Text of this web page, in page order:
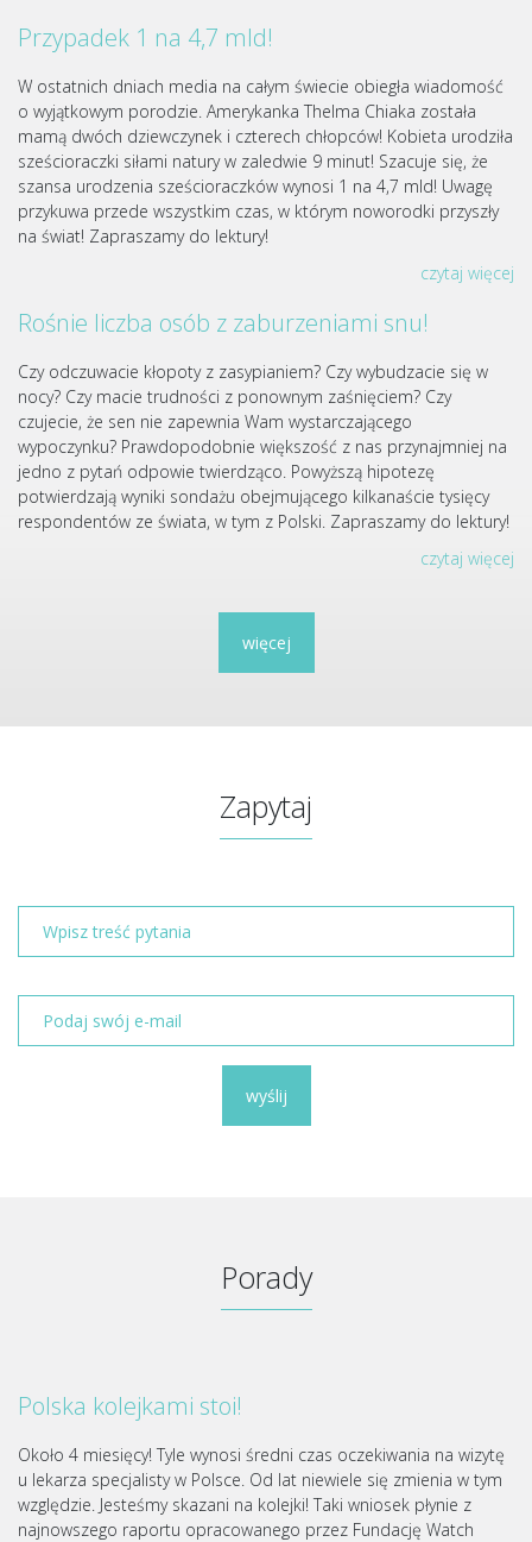
Przypadek 1 na 4,7 mld!
W ostatnich dniach media na całym świecie obiegła wiadomość
o wyjątkowym porodzie. Amerykanka Thelma Chiaka została
mamą dwóch dziewczynek i czterech chłopców! Kobieta urodziła
sześcioraczki siłami natury w zaledwie 9 minut! Szacuje się, że
szansa urodzenia sześcioraczków wynosi 1 na 4,7 mld! Uwagę
przykuwa przede wszystkim czas, w którym noworodki przyszły
na świat! Zapraszamy do lektury!
czytaj więcej
Rośnie liczba osób z zaburzeniami snu!
Czy odczuwacie kłopoty z zasypianiem? Czy wybudzacie się w
nocy? Czy macie trudności z ponownym zaśnięciem? Czy
czujecie, że sen nie zapewnia Wam wystarczającego
wypoczynku? Prawdopodobnie większość z nas przynajmniej na
jedno z pytań odpowie twierdząco. Powyższą hipotezę
potwierdzają wyniki sondażu obejmującego kilkanaście tysięcy
respondentów ze świata, w tym z Polski. Zapraszamy do lektury!
czytaj więcej
więcej
Zapytaj
wyślij
Porady
Polska kolejkami stoi!
Około 4 miesięcy! Tyle wynosi średni czas oczekiwania na wizytę
u lekarza specjalisty w Polsce. Od lat niewiele się zmienia w tym
względzie. Jesteśmy skazani na kolejki! Taki wniosek płynie z
najnowszego raportu opracowanego przez Fundację Watch